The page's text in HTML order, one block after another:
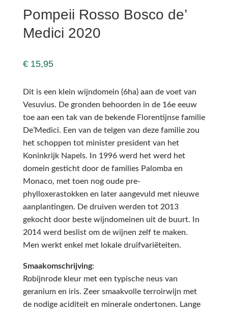
Pompeii Rosso Bosco de’
Medici 2020
€15,95
Dit is een klein wijndomein (6ha) aan de voet van
Vesuvius. De gronden behoorden in de 16e eeuw
toe aan een tak van de bekende Florentijnse familie
De’Medici. Een van de telgen van deze familie zou
het schoppen tot minister president van het
Koninkrijk Napels. In 1996 werd het werd het
domein gesticht door de families Palomba en
Monaco, met toen nog oude pre-
phylloxerastokken en later aangevuld met nieuwe
aanplantingen. De druiven werden tot 2013
gekocht door beste wijndomeinen uit de buurt. In
2014 werd beslist om de wijnen zelf te maken.
Men werkt enkel met lokale druifvariëteiten.
Smaakomschrijving:
Robijnrode kleur met een typische neus van
geranium en iris. Zeer smaakvolle terroirwijn met
de nodige aciditeit en minerale ondertonen. Lange